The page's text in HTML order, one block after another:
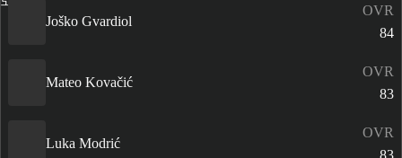
Joško Gvardiol
OVR
84
Mateo Kovačić
OVR
83
Luka Modrić
OVR
83